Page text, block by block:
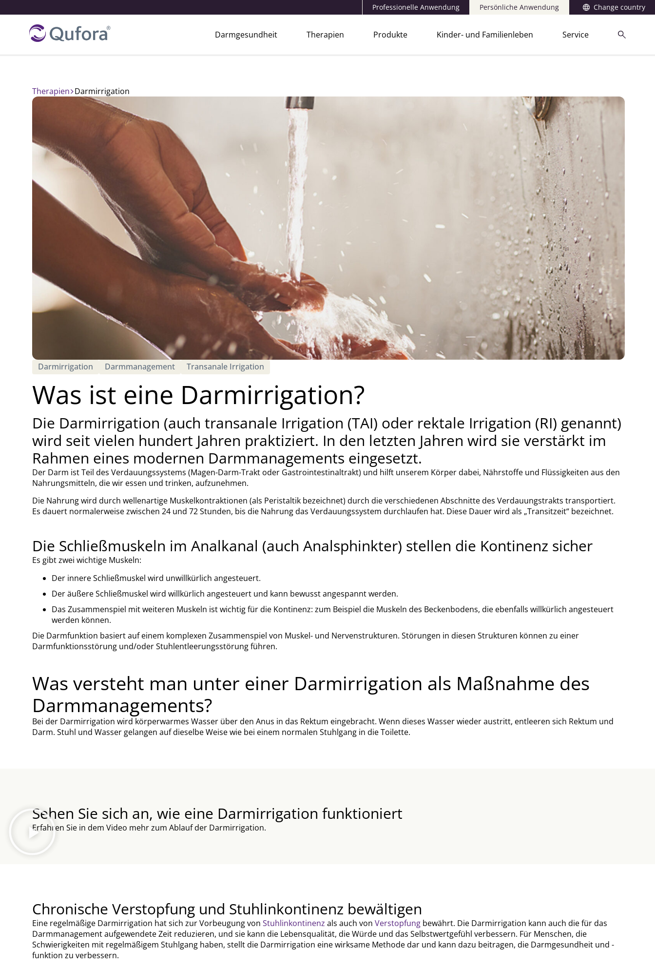
Professionelle Anwendung Persönliche Anwendung Change country
Darmgesundheit Therapien Produkte Kinder- und Familienleben Service
Therapien darmirrigation
Darmirrigation Darmmanagement Transanale Irrigation
Was ist eine Darmirrigation?
Die Darmirrigation (auch transanale Irrigation (TAI) oder rektale Irrigation (RI) genannt)
wird seit vielen hundert Jahren praktiziert. In den letzten Jahren wird sie verstärkt im
Rahmen eines modernen Darmmanagements eingesetzt.
Der Darm ist Teil des Verdauungssystems (Magen-Darm-Trakt oder Gastrointestinaltrakt) und hilft unserem Körper dabei, Nährstoffe und Flüssigkeiten aus den
Nahrungsmitteln, die wir essen und trinken, aufzunehmen.
Die Nahrung wird durch wellenartige Muskelkontraktionen (als Peristaltik bezeichnet) durch die verschiedenen Abschnitte des Verdauungstrakts transportiert.
Es dauert normalerweise zwischen 24 und 72 Stunden, bis die Nahrung das Verdauungssystem durchlaufen hat. Diese Dauer wird als „Transitzeit“ bezeichnet.
Die Schließmuskeln im Analkanal (auch Analsphinkter) stellen die Kontinenz sicher
Es gibt zwei wichtige Muskeln:
Der innere Schließmuskel wird unwillkürlich angesteuert.
Der äußere Schließmuskel wird willkürlich angesteuert und kann bewusst angespannt werden.
Das Zusammenspiel mit weiteren Muskeln ist wichtig für die Kontinenz: zum Beispiel die Muskeln des Beckenbodens, die ebenfalls willkürlich angesteuert
werden können.
Die Darmfunktion basiert auf einem komplexen Zusammenspiel von Muskel- und Nervenstrukturen. Störungen in diesen Strukturen können zu einer
Darmfunktionsstörung und/oder Stuhlentleerungsstörung führen.
Was versteht man unter einer Darmirrigation als Maßnahme des
Darmmanagements?
Bei der Darmirrigation wird körperwarmes Wasser über den Anus in das Rektum eingebracht. Wenn dieses Wasser wieder austritt, entleeren sich Rektum und
Darm. Stuhl und Wasser gelangen auf dieselbe Weise wie bei einem normalen Stuhlgang in die Toilette.
Sehen Sie sich an, wie eine Darmirrigation funktioniert
Erfahren Sie in dem Video mehr zum Ablauf der Darmirrigation.
Chronische Verstopfung und Stuhlinkontinenz bewältigen
Eine regelmäßige Darmirrigation hat sich zur Vorbeugung von Stuhlinkontinenz als auch von Verstopfung bewährt. Die Darmirrigation kann auch die für das
Darmmanagement aufgewendete Zeit reduzieren, und sie kann die Lebensqualität, die Würde und das Selbstwertgefühl verbessern. Für Menschen, die
Schwierigkeiten mit regelmäßigem Stuhlgang haben, stellt die Darmirrigation eine wirksame Methode dar und kann dazu beitragen, die Darmgesundheit und -
funktion zu verbessern.